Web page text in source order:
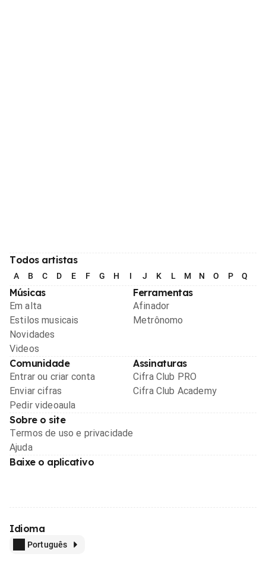
Todos artistas
A B C D E F G H I J K L M N O P Q
Músicas
Em alta
Estilos musicais
Novidades
Videos
Ferramentas
Afinador
Metrônomo
Comunidade
Entrar ou criar conta
Enviar cifras
Pedir videoaula
Assinaturas
Cifra Club PRO
Cifra Club Academy
Sobre o site
Termos de uso e privacidade
Ajuda
Baixe o aplicativo
Idioma
Português